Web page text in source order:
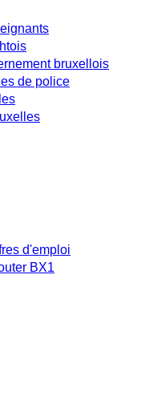
bruxellois
de police
d'emploi
BX1